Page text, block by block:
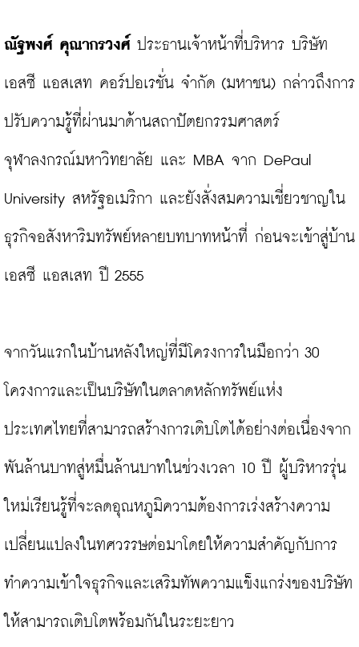
ณัฐพงศ์ คุณากรวงศ์ ประธานเจ้าหน้าที่บริหาร บริษัท
เอสซี แอสเสท คอร์ปอเรชั่น จำกัด (มหาชน) กล่าวถึงการ
ปรับความรู้ที่ผ่านมาด้านสถาปัตยกรรมศาสตร์
จุฬาลงกรณ์มหาวิทยาลัย และ MBA จาก DePaul
University สหรัฐอเมริกา และยังสั่งสมความเชี่ยวชาญใน
ธุรกิจอสังหาริมทรัพย์หลายบทบาทหน้าที่ ก่อนจะเข้าสู่บ้าน
เอสซี แอสเสท ปี 2555
จากวันแรกในบ้านหลังใหญ่ที่มีโครงการในมือกว่า 30
โครงการและเป็นบริษัทในตลาดหลักทรัพย์แห่ง
ประเทศไทยที่สามารถสร้างการเติบโตได้อย่างต่อเนื่องจาก
พันล้านบาทสู่หมื่นล้านบาทในช่วงเวลา 10 ปี ผู้บริหารรุ่น
ใหม่เรียนรู้ที่จะลดอุณหภูมิความต้องการเร่งสร้างความ
เปลี่ยนแปลงในทศวรรษต่อมาโดยให้ความสำคัญกับการ
ทำความเข้าใจธุรกิจและเสริมทัพความแข็งแกร่งของบริษัท
ให้สามารถเติบโตพร้อมกันในระยะยาว